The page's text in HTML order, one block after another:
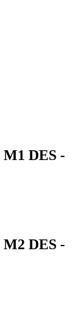
M1 DES -
M2 DES -